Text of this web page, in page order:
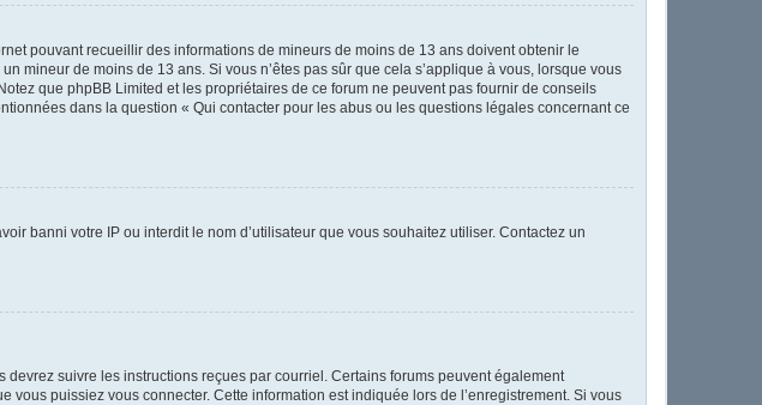
pouvant recueillir des informations de mineurs de moins de 13 ans doivent obtenir le
mineur de moins de 13 ans. Si vous n’êtes pas sûr que cela s’applique à vous, lorsque vous
que phpBB Limited et les propriétaires de ce forum ne peuvent pas fournir de conseils
dans la question « Qui contacter pour les abus ou les questions légales concernant ce
banni votre IP ou interdit le nom d’utilisateur que vous souhaitez utiliser. Contactez un
suivre les instructions reçues par courriel. Certains forums peuvent également
puissiez vous connecter. Cette information est indiquée lors de l’enregistrement. Si vous